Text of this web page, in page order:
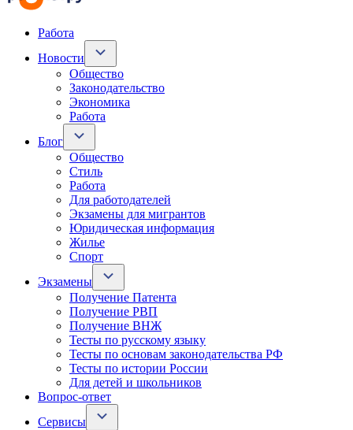
Работа
Новости
Общество
Законодательство
Экономика
Работа
Блог
Общество
Стиль
Работа
Для работодателей
Экзамены для мигрантов
Юридическая информация
Жилье
Спорт
Экзамены
Получение Патента
Получение РВП
Получение ВНЖ
Тесты по русскому языку
Тесты по основам законодательства РФ
Тесты по истории России
Для детей и школьников
Вопрос-ответ
Сервисы